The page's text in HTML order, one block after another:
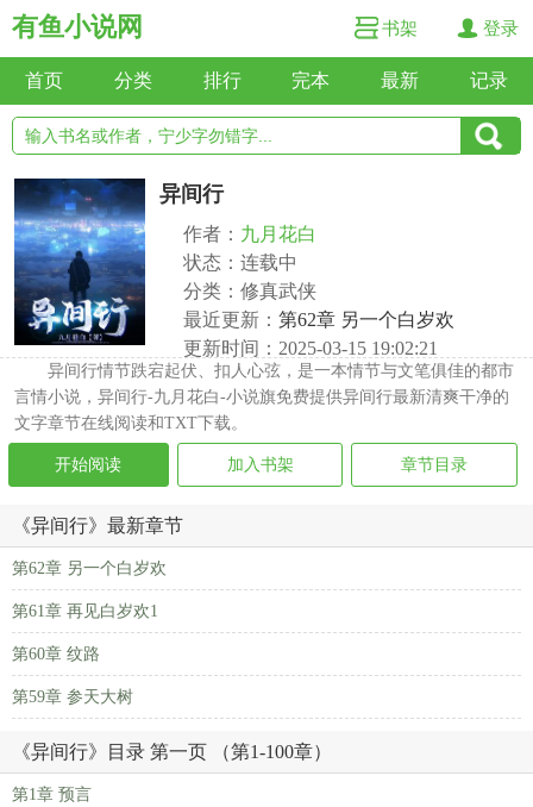
有鱼小说网 书架 登录
首页 分类 排行 完本 最新 记录
异间行
作者： 九月花白
状态：连载中
分类：修真武侠
最近更新： 第62章 另一个白岁欢
更新时间：2025-03-15 19:02:21
异间行情节跌宕起伏、扣人心弦，是一本情节与文笔俱佳的都市
言情小说，异间行-九月花白-小说旗免费提供异间行最新清爽干净的
文字章节在线阅读和TXT下载。
开始阅读 加入书架 章节目录
《异间行》最新章节
第62章 另一个白岁欢
第61章 再见白岁欢1
第60章 纹路
第59章 参天大树
《异间行》目录 第一页 （第1-100章）
第1章 预言